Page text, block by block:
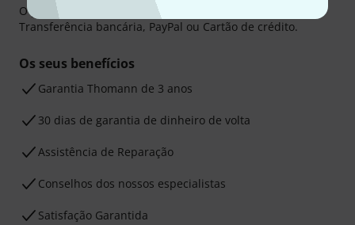
O pagamento pode ser feito de forma segura através de
Transferência bancária, PayPal ou Cartão de crédito.
Os seus benefícios
Garantia Thomann de 3 anos
30 dias de garantia de dinheiro de volta
Assistência de Reparação
Conselhos dos nossos especialistas
Satisfação Garantida